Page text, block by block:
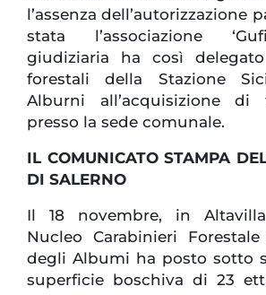
l’assenza dell’autorizzazione
stata l’associazione
giudiziaria ha così
forestali della Stazione
Alburni all’acquisizione
presso la sede comunale.
IL COMUNICATO STAMPA
DI SALERNO
Il 18 novembre, in
Nucleo Carabinieri
degli Albumi ha posto sotto
superficie boschiva di 23